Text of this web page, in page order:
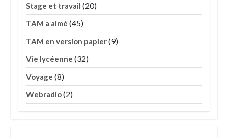
Stage et travail (20)
TAM a aimé (45)
TAM en version papier(9)
Vie lycéenne (32)
Voyage (8)
Webradio(2)